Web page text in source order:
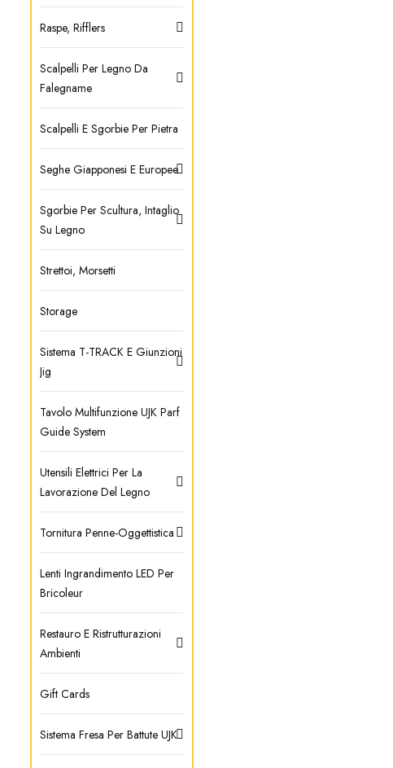
Raspe, Rifflers
Scalpelli Per Legno Da
Falegname
Scalpelli E Sgorbie Per Pietra
Seghe Giapponesi E Europee
Sgorbie Per Scultura, Intaglio
Su Legno
Strettoi, Morsetti
Storage
Sistema T-TRACK E Giunzioni
Jig
Tavolo Multifunzione UJK Parf
Guide System
Utensili Elettrici Per La
Lavorazione Del Legno
Tornitura Penne-Oggettistica
Lenti Ingrandimento LED Per
Bricoleur
Restauro E Ristrutturazioni
Ambienti
Gift Cards
Sistema Fresa Per Battute UJK